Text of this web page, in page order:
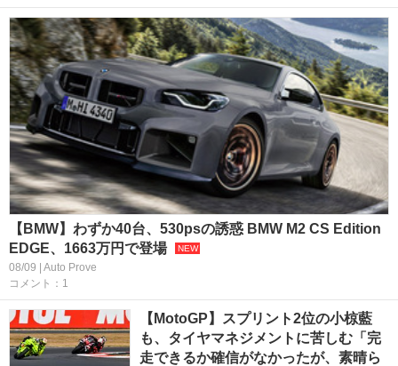
【BMW】わずか40台、530psの誘惑 BMW M2 CS Edition
EDGE、1663万円で登場
08/09 | Auto Prove
コメント：1
【MotoGP】スプリント2位の小椋藍
も、タイヤマネジメントに苦しむ「完
走できるか確信がなかったが、素晴ら